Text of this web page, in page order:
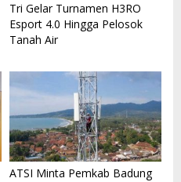
Tri Gelar Turnamen H3RO
Esport 4.0 Hingga Pelosok
Tanah Air
ATSI Minta Pemkab Badung